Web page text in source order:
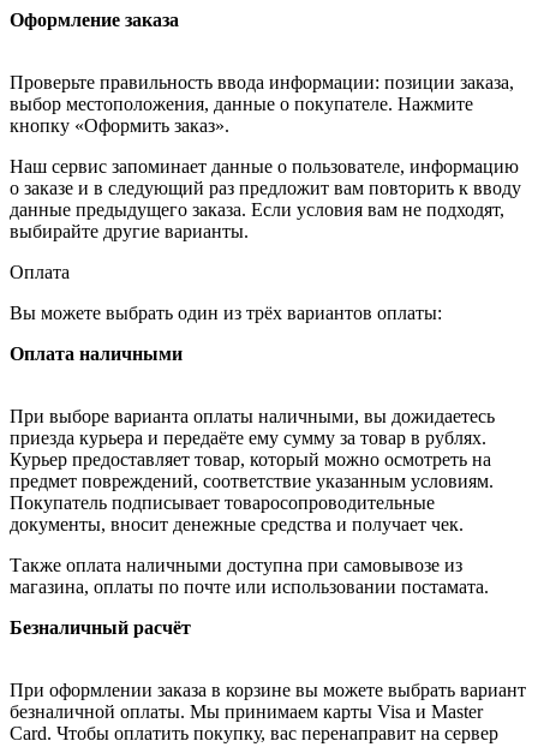
Оформление заказа
Проверьте правильность ввода информации: позиции заказа,
выбор местоположения, данные о покупателе. Нажмите
кнопку «Оформить заказ».
Наш сервис запоминает данные о пользователе, информацию
о заказе и в следующий раз предложит вам повторить к вводу
данные предыдущего заказа. Если условия вам не подходят,
выбирайте другие варианты.
Оплата
Вы можете выбрать один из трёх вариантов оплаты:
Оплата наличными
При выборе варианта оплаты наличными, вы дожидаетесь
приезда курьера и передаёте ему сумму за товар в рублях.
Курьер предоставляет товар, который можно осмотреть на
предмет повреждений, соответствие указанным условиям.
Покупатель подписывает товаросопроводительные
документы, вносит денежные средства и получает чек.
Также оплата наличными доступна при самовывозе из
магазина, оплаты по почте или использовании постамата.
Безналичный расчёт
При оформлении заказа в корзине вы можете выбрать вариант
безналичной оплаты. Мы принимаем карты Visa и Master
Card. Чтобы оплатить покупку, вас перенаправит на сервер